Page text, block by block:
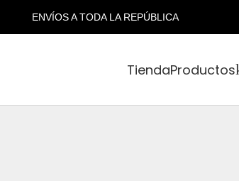
ENVÍOS A TODA LA REPÚBLICA
TiendaProductos